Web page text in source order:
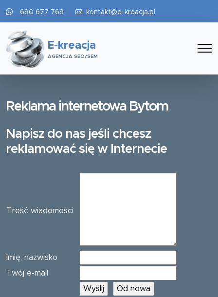
690 677 769 kontakt@e-kreacja.pl
E-kreacja
AGENCJA SEO/SEM
Reklama internetowa Bytom
Napisz do nas jeśli chcesz
reklamować się w Internecie
Treść wiadomości
Imię, nazwisko
Twój e-mail